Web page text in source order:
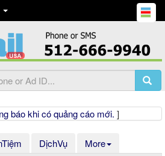
báo khi có quảng cáo mới. ]
DịchVụ
More